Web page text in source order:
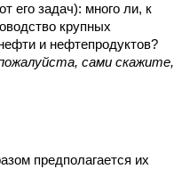
его задач): много ли, к
крупных
и нефтепродуктов?
сами скажите,
предполагается их